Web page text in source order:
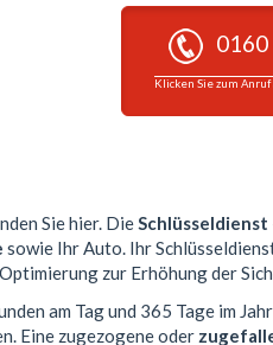
Klicken Sie zum
Sie hier. DieSchlüsseldienst
sowie Ihr Auto. Ihr
zur Erhöhung der
am Tag und 365 Tage im
Eine zugezogene oder